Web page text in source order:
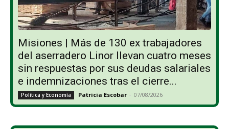
Misiones | Más de 130 ex trabajadores
del aserradero Linor llevan cuatro meses
sin respuestas por sus deudas salariales
e indemnizaciones tras el cierre...
Política y Economía Patricia Escobar - 07/08/2026